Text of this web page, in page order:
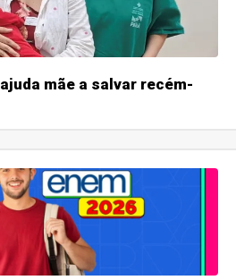
mãe a salvar recém-